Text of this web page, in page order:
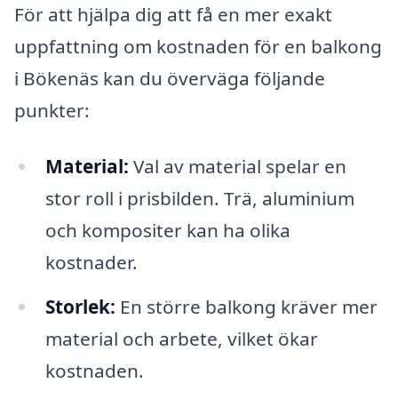
För att hjälpa dig att få en mer exakt
uppfattning om kostnaden för en balkong
i Bökenäs kan du överväga följande
punkter:
Material: Val av material spelar en
stor roll i prisbilden. Trä, aluminium
och kompositer kan ha olika
kostnader.
Storlek: En större balkong kräver mer
material och arbete, vilket ökar
kostnaden.